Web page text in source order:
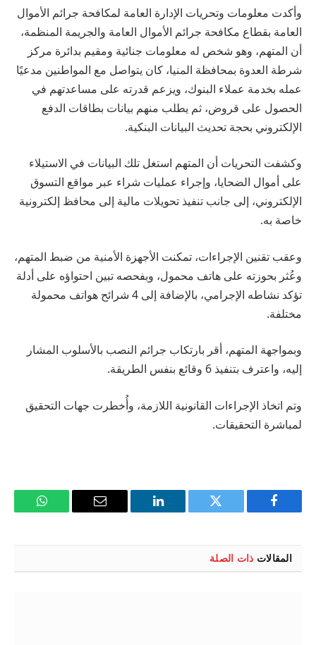
وأكدت معلومات وتحريات الإدارة العامة لمكافحة جرائم الأموال
العامة بقطاع مكافحة جرائم الأموال العامة والجريمة المنظمة،
أن المتهم، وهو شخص له معلومات جنائية ومقيم بدائرة مركز
شرطة العدوة بمحافظة المنيا، كان يتواصل مع المواطنين مدعيًا
عمله بخدمة عملاء البنوك، ويزعم قدرته على مساعدتهم في
الحصول على قروض، ثم يطلب منهم بيانات بطاقات الدفع
الإلكتروني بحجة تحديث البيانات البنكية.
وكشفت التحريات أن المتهم استغل تلك البيانات في الاستيلاء
على أموال الضحايا، وإجراء عمليات شراء عبر مواقع التسوق
الإلكتروني، إلى جانب تنفيذ تحويلات مالية إلى محافظ إلكترونية
خاصة به.
وعقب تقنين الإجراءات، تمكنت الأجهزة الأمنية من ضبط المتهم،
وعُثر بحوزته على هاتف محمول، وبفحصه تبين احتواؤه على أدلة
تؤكد نشاطه الإجرامي، بالإضافة إلى 4 شرائح هواتف محمولة
مختلفة.
وبمواجهة المتهم، أقر بارتكاب جرائم النصب بالأسلوب المشار
إليه، واعترف بتنفيذ 6 وقائع بنفس الطريقة.
وتم اتخاذ الإجراءات القانونية اللازمة، وأُخطرت جهات التحقيق
لمباشرة التحقيقات.
فيسبوك تويتر لينكدإن
البريد
واتساب
المقالات ذات الصلة